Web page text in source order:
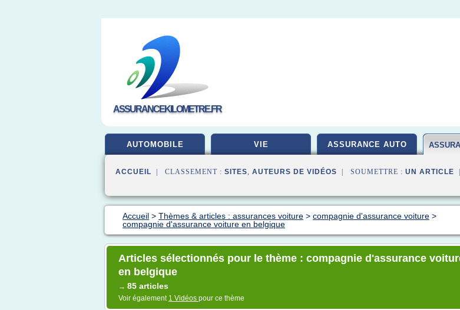
ASSURANCEKILOMETRE.FR
AUTOMOBILE VIE ASSURANCE AUTO
ACCUEIL | CLASSEMENT : SITES, AUTEURS DE VIDÉOS | SOUMETTRE : UN ARTICLE
Accueil > Thèmes & articles : assurances voiture > compagnie d'assurance voiture >
compagnie d'assurance voiture en belgique
Articles sélectionnés pour le thème : compagnie d'assurance
en belgique
→ 85 articles
Voir également 1 Vidéos pour ce thème